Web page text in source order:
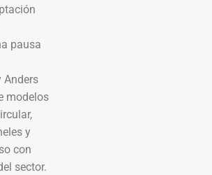
pausa
Anders
modelos
y
con
sector.